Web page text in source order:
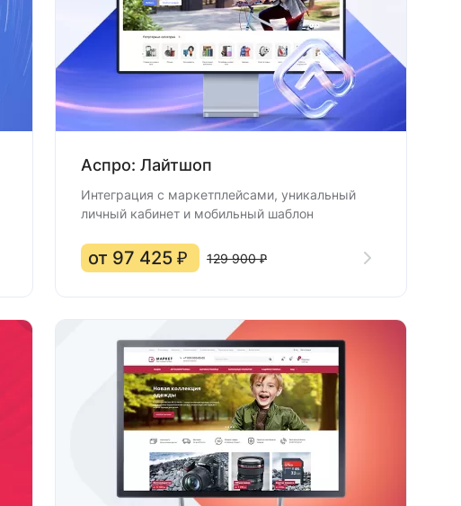
Аспро: Лайтшоп
Интеграция с маркетплейсами, уникальный
личный кабинет и мобильный шаблон
от 97 425 ₽ 129 900 ₽